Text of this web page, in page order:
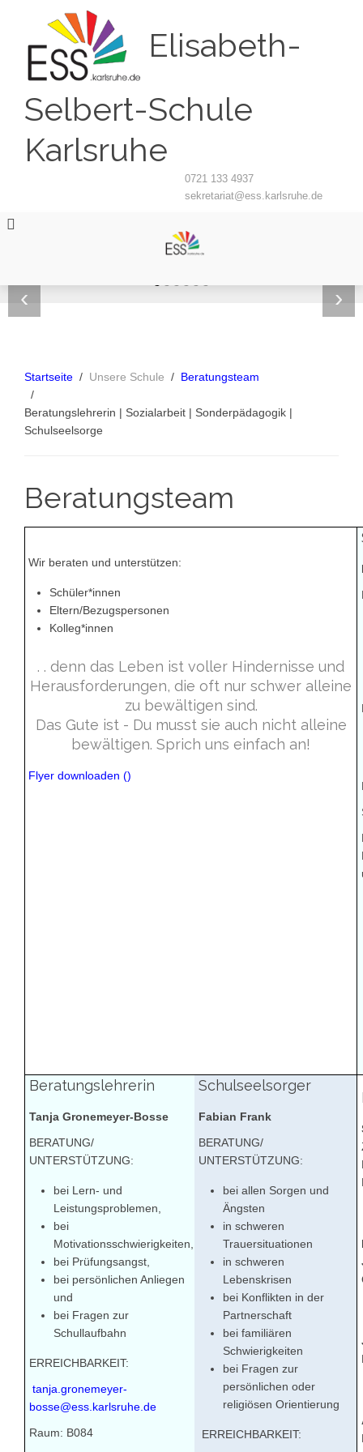
Elisabeth-
Selbert-Schule
Karlsruhe
0721 133 4937
sekretariat@ess.karlsruhe.de
›
‹
Startseite Unsere Schule Beratungsteam
Beratungslehrerin | Sozialarbeit | Sonderpädagogik |
Schulseelsorge
Beratungsteam
Wir beraten und unterstützen:
Schüler*innen
Eltern/Bezugspersonen
Kolleg*innen
. . denn das Leben ist voller Hindernisse und
Herausforderungen, die oft nur schwer alleine
zu bewältigen sind.
Das Gute ist - Du musst sie auch nicht alleine
bewältigen. Sprich uns einfach an!
Flyer downloaden ()
Beratungslehrerin
Tanja Gronemeyer-Bosse
BERATUNG/
UNTERSTÜTZUNG:
bei Lern- und
Leistungsproblemen,
bei
Motivationsschwierigkeiten,
bei Prüfungsangst,
bei persönlichen Anliegen
und
bei Fragen zur
Schullaufbahn
ERREICHBARKEIT:
tanja.gronemeyer-
bosse@ess.karlsruhe.de
Raum: B084
Schulseelsorger
Fabian Frank
BERATUNG/
UNTERSTÜTZUNG:
bei allen Sorgen und
Ängsten
in schweren
Trauersituationen
in schweren
Lebenskrisen
bei Konflikten in der
Partnerschaft
bei familiären
Schwierigkeiten
bei Fragen zur
persönlichen oder
religiösen Orientierung
ERREICHBARKEIT: